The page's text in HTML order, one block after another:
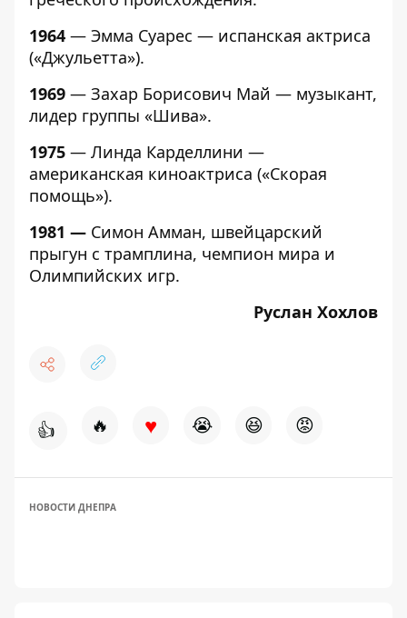
1964 — Эмма Суарес — испанская актриса
(«Джульетта»).
1969 — Захар Борисович Май — музыкант,
лидер группы «Шива».
1975 — Линда Карделлини —
американская киноактриса («Скорая
помощь»).
1981 — Симон Амман, швейцарский
прыгун с трамплина, чемпион мира и
Олимпийских игр.
Руслан Хохлов
👍 🔥 ♥ 😭 😆 😡
НОВОСТИ ДНЕПРА